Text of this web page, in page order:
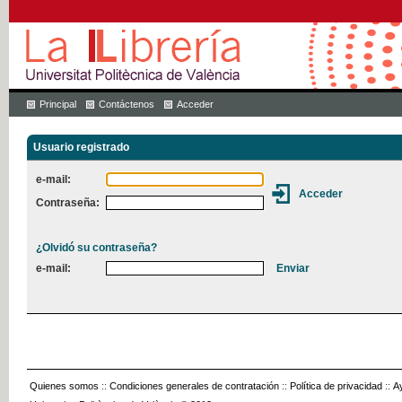
Principal Contáctenos Acceder
Usuario registrado
e-mail:
Contraseña:
¿Olvidó su contraseña?
e-mail:
Quienes somos :: Condiciones generales de contratación :: Política de privacidad ::